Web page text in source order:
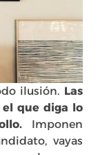
ilusión. Las
que diga lo
Imponen
vayas